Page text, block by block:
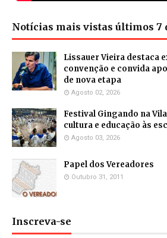
Notícias mais vistas últimos 7
Lissauer Vieira destaca
convenção e convida
de nova etapa
Agosto 02, 2026
Festival Gingando na
cultura e educação às
Agosto 03, 2026
Papel dos Vereadores
Outubro 31, 2011
Inscreva-se